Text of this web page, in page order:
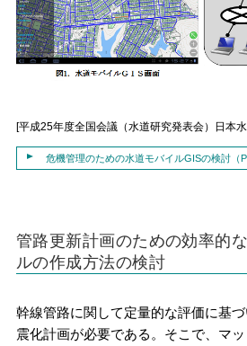
[平成25年度全国会議（水道研究発表会）日本
危機管理のための水道モバイルGISの検討（
管路更新計画のための効率的
ルの作成方法の検討
幹線管路に関して定量的な評価に基
震化計画が必要である。そこで、マ